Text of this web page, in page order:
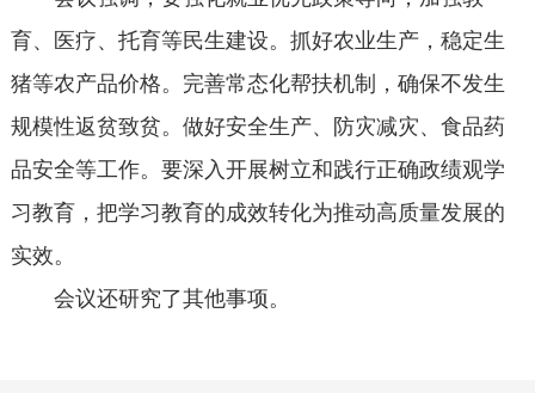
育、医疗、托育等民生建设。抓好农业生产，稳定生
猪等农产品价格。完善常态化帮扶机制，确保不发生
规模性返贫致贫。做好安全生产、防灾减灾、食品药
品安全等工作。要深入开展树立和践行正确政绩观学
习教育，把学习教育的成效转化为推动高质量发展的
实效。
会议还研究了其他事项。